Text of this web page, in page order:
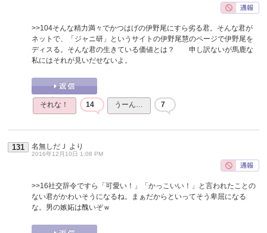
>>104そんな精力満々でかつはげの伊野尾にすら劣る君。そんな君が
ネットで、「ジャニ研」というサイトの伊野尾慧のページで伊野尾を
ディスる。そんな君の生きている価値とは？ 申し訳ないが馬鹿な
私にはそれが見いだせないよ。
それな！ 14 うーん… 7
131 名無しだＪ より
2016年12月10日 1:08 PM
>>16社交辞令ですら「可愛い！」「かっこいい！」と言われたことの
ない君がかわいそうになるね。まぁだからといってそう卑屈になる
な。男の嫉妬は醜いぞｗ